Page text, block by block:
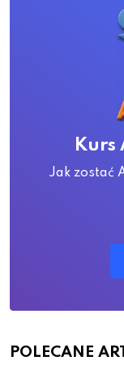
Jak zostać
POLECANE